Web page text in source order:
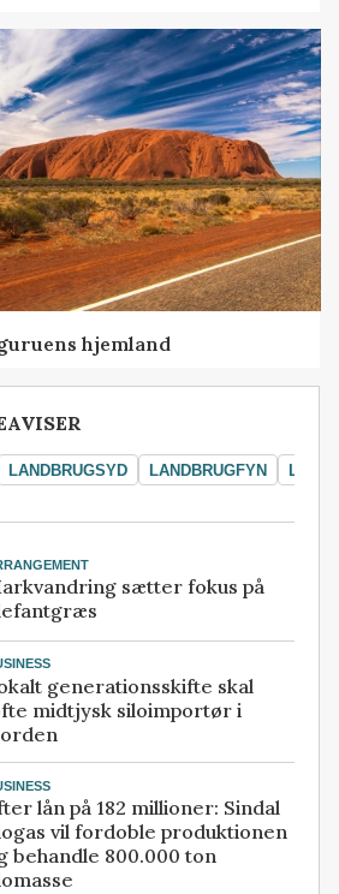
hjemland
LANDBRUGSYD LANDBRUGFYN
sætter fokus på
generationsskifte skal
midtjysk siloimportør i
lån på 182 millioner: Sindal
vil fordoble produktionen
behandle 800.000 ton